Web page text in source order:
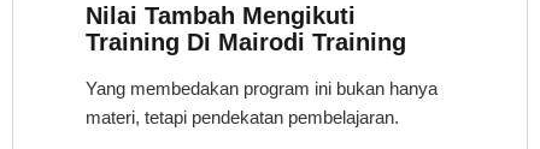
Nilai Tambah Mengikuti
Training Di Mairodi Training
Yang membedakan program ini bukan hanya
materi, tetapi pendekatan pembelajaran.